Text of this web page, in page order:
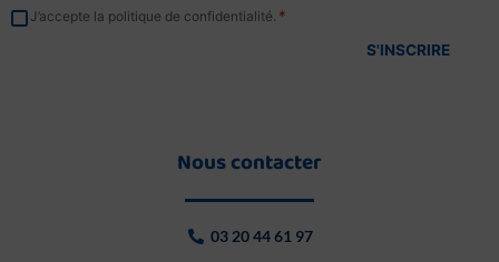
RGPD
J’accepte la politique de confidentialité. *
Nous contacter
03 20 44 61 97